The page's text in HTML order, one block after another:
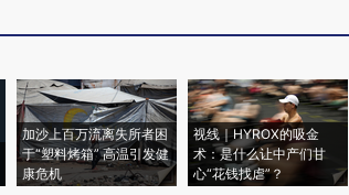
加沙上百万流离失所者困
于“塑料烤箱” 高温引发健
康危机
视线｜HYROX的吸金
术：是什么让中产们甘
心“花钱找虐”？